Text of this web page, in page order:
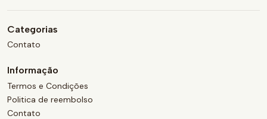
Categorias
Contato
Informação
Termos e Condições
Politica de reembolso
Contato